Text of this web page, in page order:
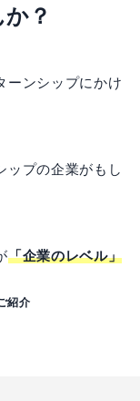
？
ーンシップにかけ
ップの企業がもし
「企業のレベル」
紹介